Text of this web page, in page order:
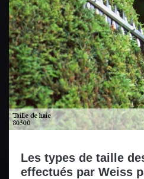
Les types de taille
effectués par Weiss